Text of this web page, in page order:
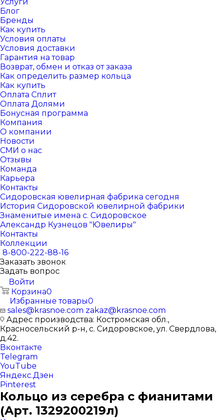
Блог
Бренды
Как купить
Условия оплаты
Условия доставки
Гарантия на товар
Возврат, обмен и отказ от заказа
Как определить размер кольца
Как купить
Оплата Сплит
Оплата Долями
Бонусная программа
Компания
О компании
Новости
СМИ о нас
Отзывы
Команда
Карьера
Контакты
Сидоровская ювелирная фабрика сегодня
История Сидоровской ювелирной фабрики
Знаменитые имена с. Сидоровское
Александр Кузнецов "Ювелиры"
Контакты
Коллекции
8-800-222-88-16
Заказать звонок
Задать вопрос
Войти
Корзина0
Избранные товары0
sales@krasnoe.com zakaz@krasnoe.com
Адрес производства: Костромская обл.,
Красносельский р-н, с. Сидоровское, ул. Свердлова,
д.42.
Вконтакте
Telegram
YouTube
Яндекс.Дзен
Pinterest
Кольцо из серебра с фианитами
(Арт. 1329200219л)